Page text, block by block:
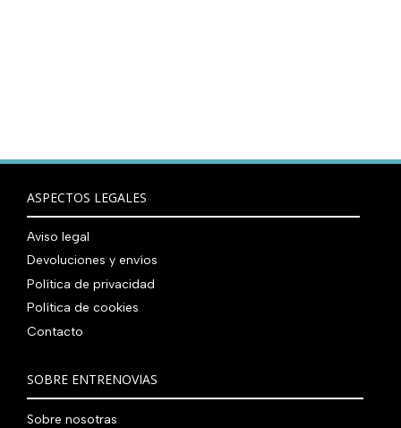
ASPECTOS LEGALES
Aviso legal
Devoluciones y envíos
Política de privacidad
Política de cookies
Contacto
SOBRE ENTRENOVIAS
Sobre nosotras